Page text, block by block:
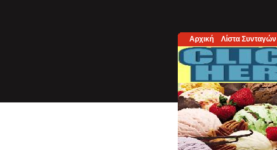
Αρχική Λίστα Συνταγών